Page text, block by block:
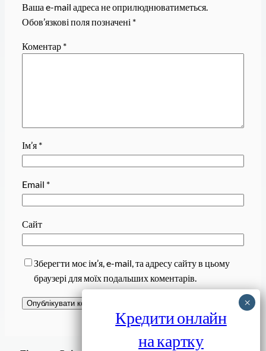
Ваша e-mail адреса не оприлюднюватиметься.
Обов’язкові поля позначені *
Коментар *
Ім’я *
Email *
Сайт
Зберегти моє ім’я, e-mail, та адресу сайту в цьому
браузері для моїх подальших коментарів.
Завантажити
Кредити онлайн
на картку